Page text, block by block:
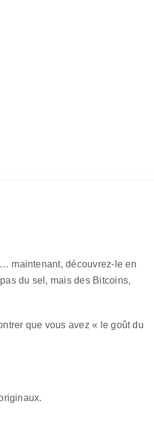
maintenant, découvrez-le en
du sel, mais des Bitcoins,
que vous avez « le goût du